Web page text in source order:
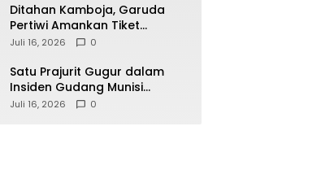
Ditahan Kamboja, Garuda
Pertiwi Amankan Tiket
Semifinal Piala AFF Putri 2026
Juli 16, 2026 0
Satu Prajurit Gugur dalam
Insiden Gudang Munisi
Madiun, TNI AD Dalami
Juli 16, 2026 0